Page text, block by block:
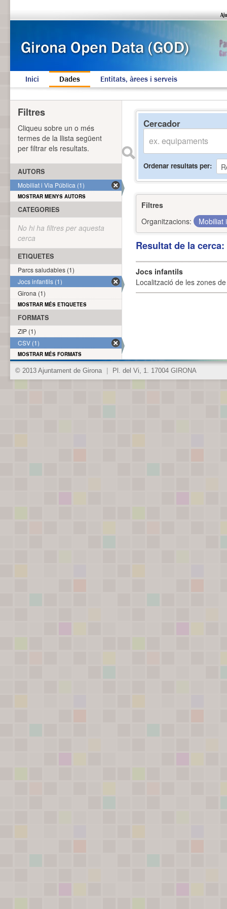
Inici Dades Entitats, àrees i serveis
Cercador
Ordenar resultats per
Filtres
Organitzacions:
Mobiliat
Resultat de la
Jocs infantils
Localització de les zones
Filtres
Cliqueu sobre un o més
termes de la llista següent
per filtrar els resultats.
AUTORS
Mobiliat i Via Pública (1)
MOSTRAR MENYS AUTORS
CATEGORIES
No hi ha filtres per aquesta
cerca
ETIQUETES
Parcs saludables (1)
Jocs infantils (1)
Girona (1)
MOSTRAR MÉS ETIQUETES
FORMATS
ZIP (1)
CSV (1)
MOSTRAR MÉS FORMATS
© 2013 Ajuntament de Girona Pl. del Vi, 1. 17004 GIRONA